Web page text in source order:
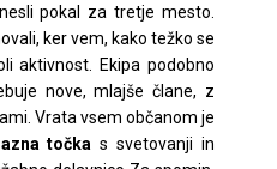
pokal za tretje mesto.
ker vem, kako težko se
aktivnost. Ekipa podobno
nove, mlajše člane, z
Vrata vsem občanom je
točka s svetovanji in